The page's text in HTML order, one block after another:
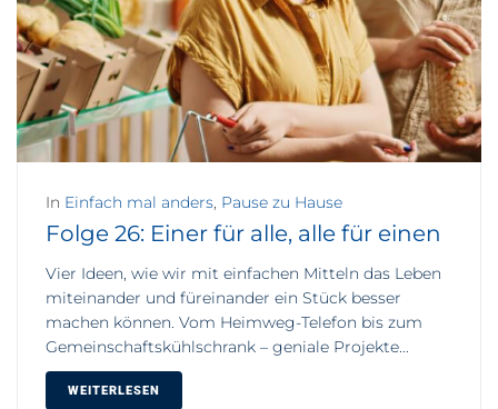
In Einfach mal anders, Pause zu Hause
Folge 26: Einer für alle, alle für einen
Vier Ideen, wie wir mit einfachen Mitteln das Leben
miteinander und füreinander ein Stück besser
machen können. Vom Heimweg-Telefon bis zum
Gemeinschaftskühlschrank – geniale Projekte...
WEITERLESEN